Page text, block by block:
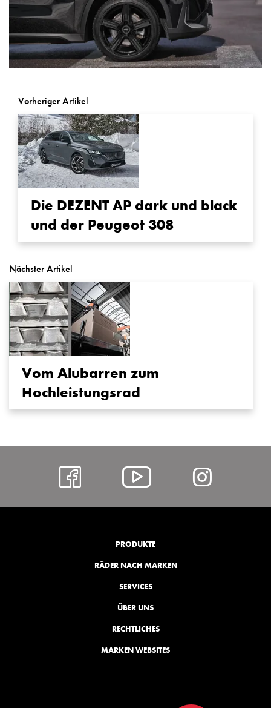
Vorheriger Artikel
Die DEZENT AP dark und black
und der Peugeot 308
Nächster Artikel
Vom Alubarren zum
Hochleistungsrad
https://Alcar
PRODUKTE
RÄDER NACH MARKEN
SERVICES
ÜBER UNS
RECHTLICHES
MARKEN WEBSITES